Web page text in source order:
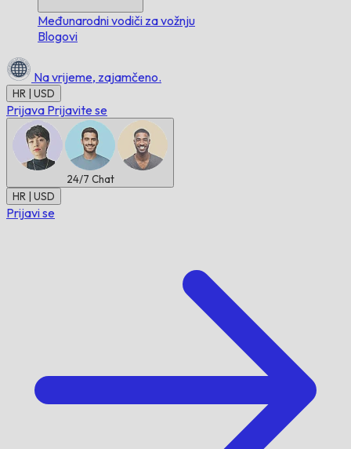
Međunarodni vodiči za vožnju
Blogovi
Na vrijeme, zajamčeno.
HR | USD
Prijava Prijavite se
24/7 Chat
HR | USD
Prijavi se